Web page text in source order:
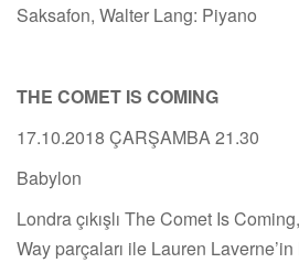
Saksafon, Walter Lang: Piyano
THE COMET IS COMING
17.10.2018 ÇARŞAMBA 21.30
Babylon
Londra çıkışlı The Comet Is
Way parçaları ile Lauren